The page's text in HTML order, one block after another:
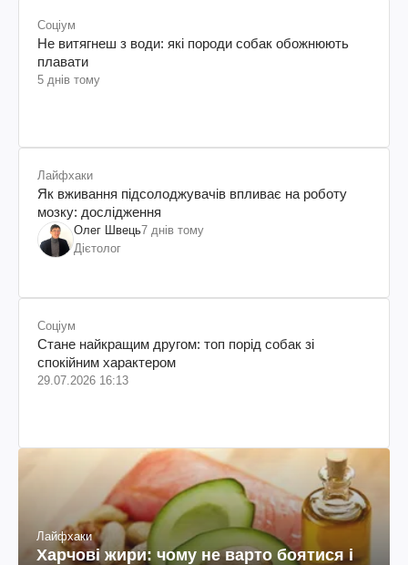
Соціум
Не витягнеш з води: які породи собак обожнюють
плавати
5 днів тому
Лайфхаки
Як вживання підсолоджувачів впливає на роботу
мозку: дослідження
Олег Швець7 днів тому
Дієтолог
Соціум
Стане найкращим другом: топ порід собак зі
спокійним характером
29.07.2026 16:13
Лайфхаки
Харчові жири: чому не варто боятися і